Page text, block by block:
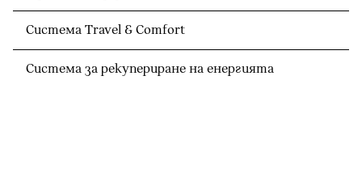
Система Travel & Comfort
Система за рекупериране на енергията